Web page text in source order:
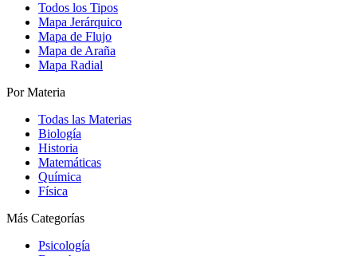
Todos los Tipos
Mapa Jerárquico
Mapa de Flujo
Mapa de Araña
Mapa Radial
Por Materia
Todas las Materias
Biología
Historia
Matemáticas
Química
Física
Más Categorías
Psicología